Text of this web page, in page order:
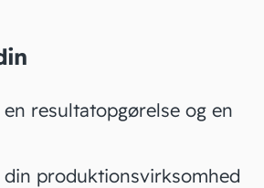
resultatopgørelse og en
produktionsvirksomhed